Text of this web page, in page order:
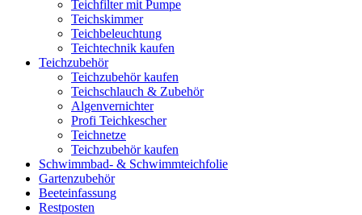
Teichfilter mit Pumpe
Teichskimmer
Teichbeleuchtung
Teichtechnik kaufen
Teichzubehör
Teichzubehör kaufen
Teichschlauch & Zubehör
Algenvernichter
Profi Teichkescher
Teichnetze
Teichzubehör kaufen
Schwimmbad- & Schwimmteichfolie
Gartenzubehör
Beeteinfassung
Restposten